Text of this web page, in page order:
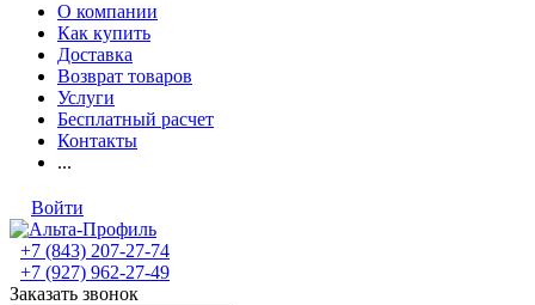
О компании
Как купить
Доставка
Возврат товаров
Услуги
Бесплатный расчет
Контакты
...
Войти
+7 (843) 207-27-74
+7 (927) 962-27-49
Заказать звонок